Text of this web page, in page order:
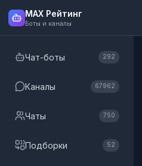
MAX Рейтинг
Боты и каналы
Чат-боты 292
Каналы 67962
Чаты 750
Подборки 52